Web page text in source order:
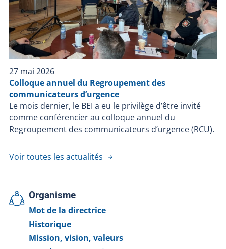
27 mai 2026
Colloque annuel du Regroupement des
communicateurs d’urgence
Le mois dernier, le BEI a eu le privilège d’être invité
comme conférencier au colloque annuel du
Regroupement des communicateurs d’urgence (RCU).
Voir toutes les actualités
Organisme
Mot de la directrice
Historique
Mission, vision, valeurs